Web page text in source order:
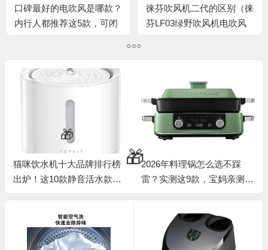
口碑最好的电吹风是哪款？
内行人都推荐这5款，可闭
徕芬吹风机二代的区别（徕
芬LF03绿野吹风机电吹风
猫咪饮水机十大品牌排行榜
出炉！这10款静音活水款让
2026年料理锅怎么选不踩
雷？实测这9款，宝妈亲测好
💰